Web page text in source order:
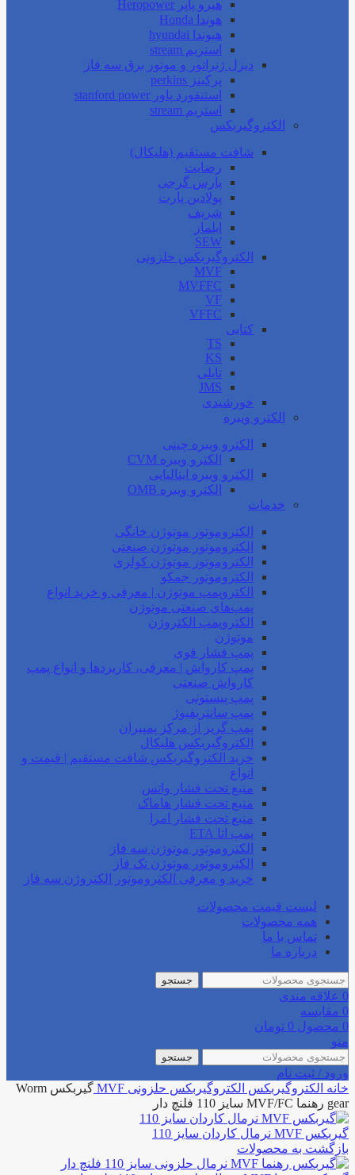
هیرو پاپر Heropower
هوندا Honda
هیوندا hyundai
استریم stream
دیزل ژنراتور و موتور برق سه فاز
پرکینز perkins
استنفورد پاور stanford power
استریم stream
الکتروگیربکس
شافت مستقیم (هلیکال)
رضایت
پارس گرجی
پولادین پارت
شریف
ایلماز
SEW
الکتروگیربکس حلزونی
MVF
MVFFC
VF
VFFC
کتابی
TS
KS
تایلی
JMS
خورشیدی
الکترو ویبره
الکترو ویبره چینی
الکترو ویبره CVM
الکترو ویبره ایتالیایی
الکترو ویبره OMB
خدمات
الکتروموتور موتوژن خانگی
الکتروموتور موتوژن صنعتی
الکتروموتور موتوژن کولری
الکتروموتور جمکو
الکتروپمپ موتوژن | معرفی و خرید انواع
پمپ‌های صنعتی موتوژن
الکتروپمپ الکتروژن
موتوژن
پمپ فشار قوی
پمپ کارواش | معرفی، کاربردها و انواع پمپ
کارواش صنعتی
پمپ پیستونی
پمپ سانتریفیوژ
پمپ گریز از مرکز پمپیران
الکتروگیربکس هلیکال
خرید الکتروگیربکس شافت مستقیم | قیمت و
انواع
منبع تحت فشار واتس
منبع تحت فشار هاماک
منبع تحت فشار امرا
پمپ اتا ETA
الکتروموتور موتوژن سه فاز
الکتروموتور موتوژن تک فاز
خرید و معرفی الکتروموتور الکتروژن سه فاز
لیست قیمت محصولات
همه محصولات
تماس با ما
درباره ما
جستجو
0 علاقه مندی
0 مقایسه
0 محصول 0 تومان
منو
جستجو
ورود / ثبت نام
خانه الکتروگیربکس الکتروگیربکس حلزونی MVF
گیربکس Worm
gear رهنما MVF/FC سایز 110 فلنچ دار
گیربکس MVF نرمال کاردان سایز 110
بازگشت به محصولات